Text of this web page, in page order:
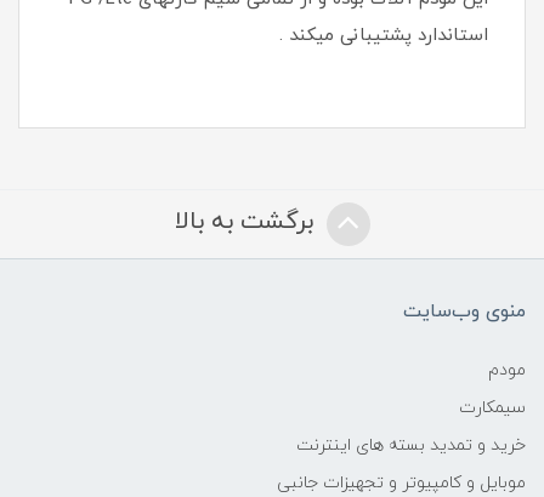
استاندارد پشتیبانی میکند .
برگشت به بالا
منوی وب‌سایت
مودم
سیمکارت
خرید و تمدید بسته های اینترنت
موبایل و کامپیوتر و تجهیزات جانبی